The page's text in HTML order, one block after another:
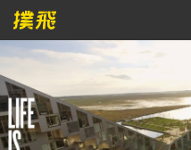
主辦單位
關於撲飛